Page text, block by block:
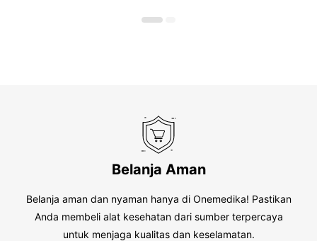
Belanja Aman
Belanja aman dan nyaman hanya di Onemedika! Pastikan
Anda membeli alat kesehatan dari sumber terpercaya
untuk menjaga kualitas dan keselamatan.